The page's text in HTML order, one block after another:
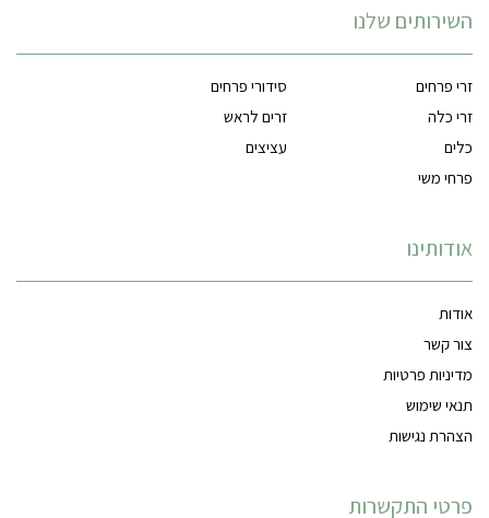
השירותים שלנו
זרי פרחים
סידורי פרחים
זרי כלה
זרים לראש
כלים
עציצים
פרחי משי
אודותינו
אודות
צור קשר
מדיניות פרטיות
תנאי שימוש
הצהרת נגישות
פרטי התקשרות